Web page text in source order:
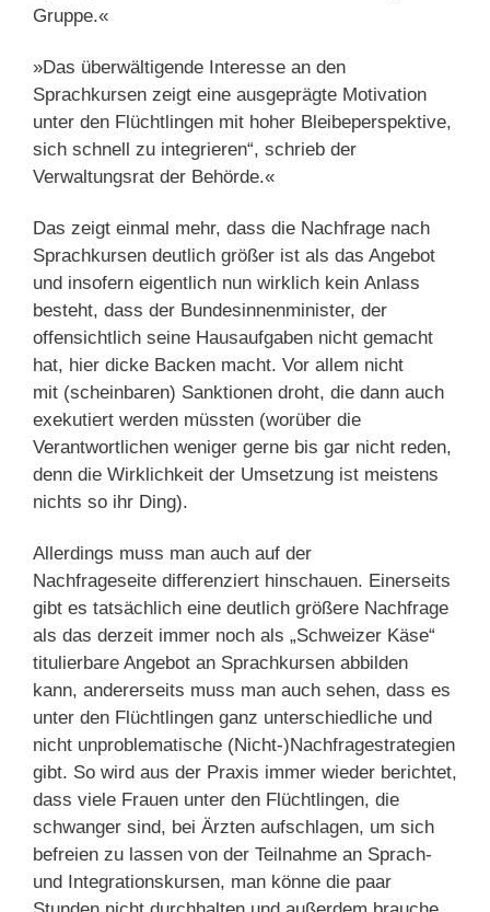
Gruppe.«
»Das überwältigende Interesse an den
Sprachkursen zeigt eine ausgeprägte Motivation
unter den Flüchtlingen mit hoher Bleibeperspektive,
sich schnell zu integrieren“, schrieb der
Verwaltungsrat der Behörde.«
Das zeigt einmal mehr, dass die Nachfrage nach
Sprachkursen deutlich größer ist als das Angebot
und insofern eigentlich nun wirklich kein Anlass
besteht, dass der Bundesinnenminister, der
offensichtlich seine Hausaufgaben nicht gemacht
hat, hier dicke Backen macht. Vor allem nicht
mit (scheinbaren) Sanktionen droht, die dann auch
exekutiert werden müssten (worüber die
Verantwortlichen weniger gerne bis gar nicht reden,
denn die Wirklichkeit der Umsetzung ist meistens
nichts so ihr Ding).
Allerdings muss man auch auf der
Nachfrageseite differenziert hinschauen. Einerseits
gibt es tatsächlich eine deutlich größere Nachfrage
als das derzeit immer noch als „Schweizer Käse“
titulierbare Angebot an Sprachkursen abbilden
kann, andererseits muss man auch sehen, dass es
unter den Flüchtlingen ganz unterschiedliche und
nicht unproblematische (Nicht-)Nachfragestrategien
gibt. So wird aus der Praxis immer wieder berichtet,
dass viele Frauen unter den Flüchtlingen, die
schwanger sind, bei Ärzten aufschlagen, um sich
befreien zu lassen von der Teilnahme an Sprach-
und Integrationskursen, man könne die paar